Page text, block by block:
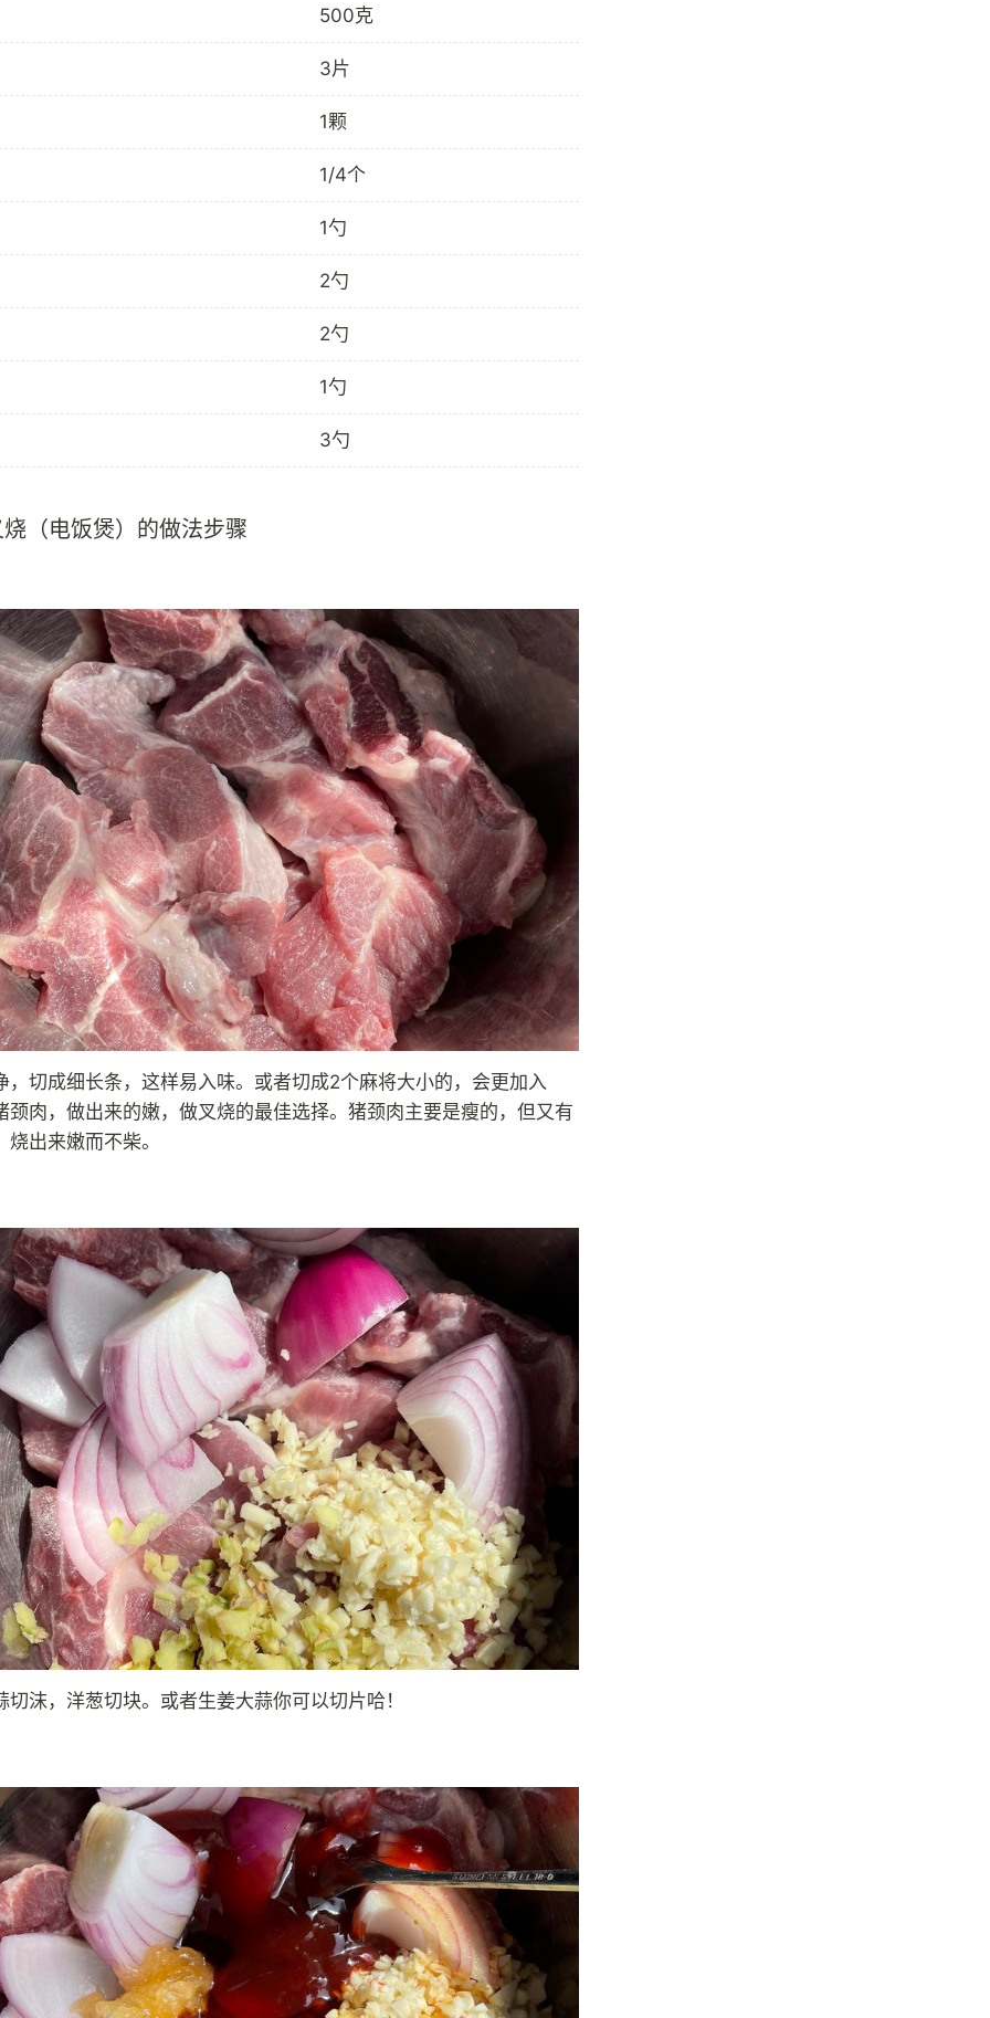
500克
3片
1颗
1/4个
1勺
2勺
2勺
1勺
3勺
（电饭煲）的做法步骤
，切成细长条，这样易入味。或者切成2个麻将大小的，会更加入
颈肉，做出来的嫩，做叉烧的最佳选择。猪颈肉主要是瘦的，但又有
烧出来嫩而不柴。
切沫，洋葱切块。或者生姜大蒜你可以切片哈！